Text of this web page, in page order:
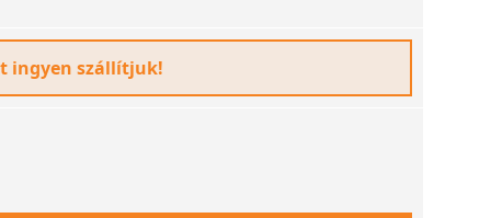
ingyen szállítjuk!